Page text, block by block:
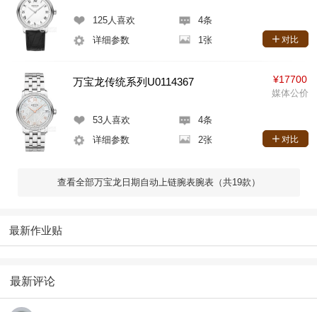
125人喜欢
4条
详细参数
1张 对比
万宝龙传统系列U0114367
53人喜欢
4条
详细参数
2张
¥17700
媒体公价
对比
查看全部万宝龙日期自动上链腕表腕表（共19款）
最新作业贴
最新评论